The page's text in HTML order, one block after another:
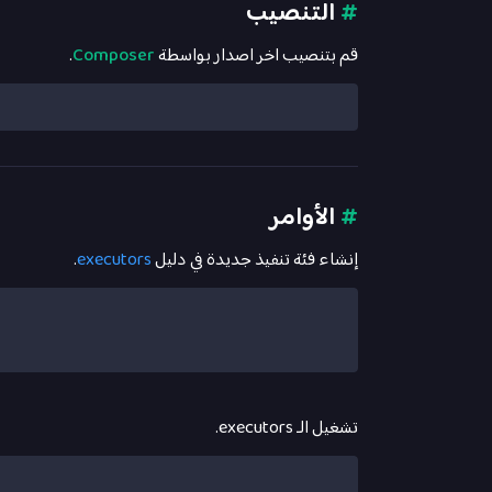
#التنصيب
قم بتنصيب اخر اصدار بواسطةComposer
.
#الأوامر
إنشاء فئة تنفيذ جديدة في دليلexecutors
.
تشغيل الـ executors.